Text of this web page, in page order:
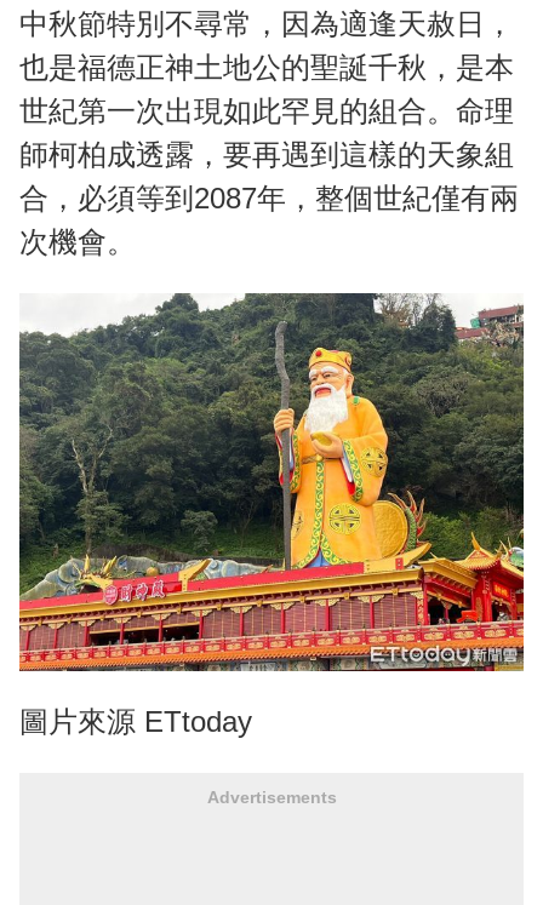
u
t
e
中秋節特別不尋常，因為適逢天赦日，
也是福德正神土地公的聖誕千秋，是本
世紀第一次出現如此罕見的組合。命理
師柯柏成透露，要再遇到這樣的天象組
合，必須等到2087年，整個世紀僅有兩
次機會。
圖片來源 ETtoday
Advertisements